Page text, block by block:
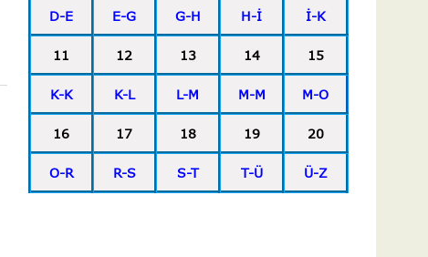
D-E E-G G-H H-İ İ-K
11 12 13 14 15
K-K K-L L-M M-M M-O
16 17 18 19 20
O-R R-S S-T T-Ü Ü-Z